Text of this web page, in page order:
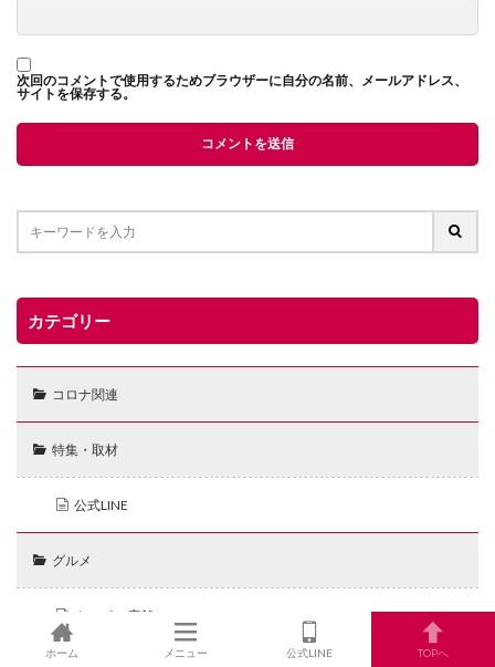
次回のコメントで使用するためブラウザーに自分の名前、メールアドレス、
サイトを保存する。
カテゴリー
コロナ関連
特集・取材
公式LINE
グルメ
クーポン店舗
ホーム メニュー 公式LINE TOPへ